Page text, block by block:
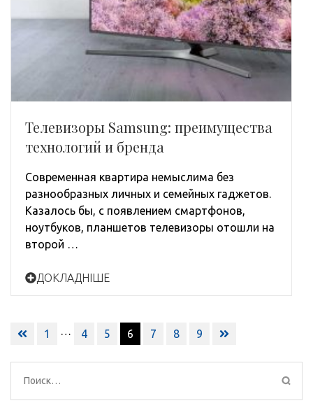
Телевизоры Samsung: преимущества
технологий и бренда
Современная квартира немыслима без
разнообразных личных и семейных гаджетов.
Казалось бы, с появлением смартфонов,
ноутбуков, планшетов телевизоры отошли на
второй …
ДОКЛАДНІШЕ
Навигация
записям
1 … 4 5 6 7 8 9
Найти: